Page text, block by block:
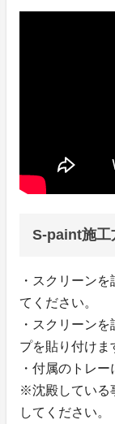
S-paint施工
・スクリーン
てください。
・スクリーン
プを貼り付けま
・付属のトレ
※沈殿している
してください。